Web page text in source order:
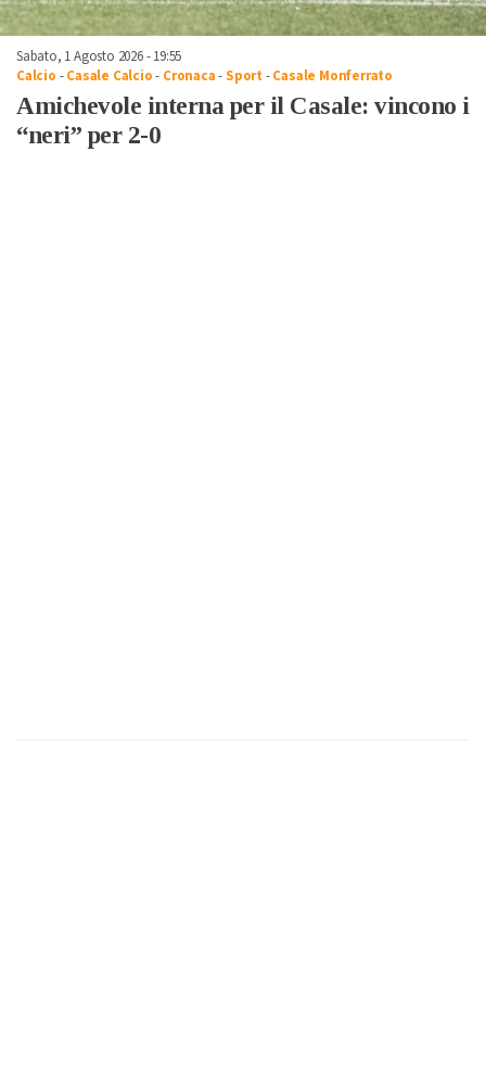
Sabato, 1 Agosto 2026 - 19:55
Calcio -Casale Calcio- Cronaca-Sport -Casale Monferrato
Amichevole interna per il Casale: vincono i
“neri” per 2-0